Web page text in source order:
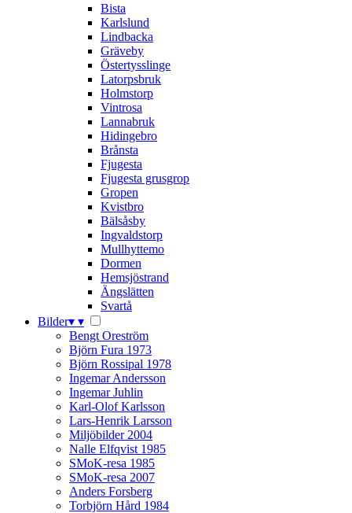
Bista
Karlslund
Lindbacka
Gräveby
Östertysslinge
Latorpsbruk
Holmstorp
Vintrosa
Lannabruk
Hidingebro
Brånsta
Fjugesta
Fjugesta grusgrop
Gropen
Kvistbro
Bälsåsby
Ingvaldstorp
Mullhyttemo
Dormen
Hemsjöstrand
Ängslätten
Svartå
Bilder▾ ▾
Bengt Oreström
Björn Fura 1973
Björn Rossipal 1978
Ingemar Andersson
Ingemar Juhlin
Karl-Olof Karlsson
Lars-Henrik Larsson
Miljöbilder 2004
Nalle Elfqvist 1985
SMoK-resa 1985
SMoK-resa 2007
Anders Forsberg
Torbjörn Hård 1984